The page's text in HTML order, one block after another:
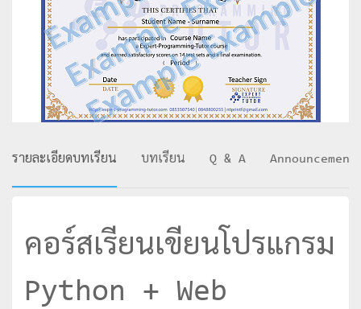
รายละเอียดบทเรียน บทเรียน Q & A
คอร์สเรียนเขียนโปรแกรม
Python + Web